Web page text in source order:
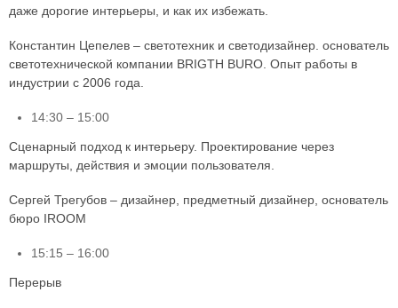
даже дорогие интерьеры, и как их избежать.
Константин Цепелев – светотехник и светодизайнер. основатель
светотехнической компании BRIGTH BURO. Опыт работы в
индустрии с 2006 года.
14:30 – 15:00
Сценарный подход к интерьеру. Проектирование через
маршруты, действия и эмоции пользователя.
Сергей Трегубов – дизайнер, предметный дизайнер, основатель
бюро IROOM
15:15 – 16:00
Перерыв